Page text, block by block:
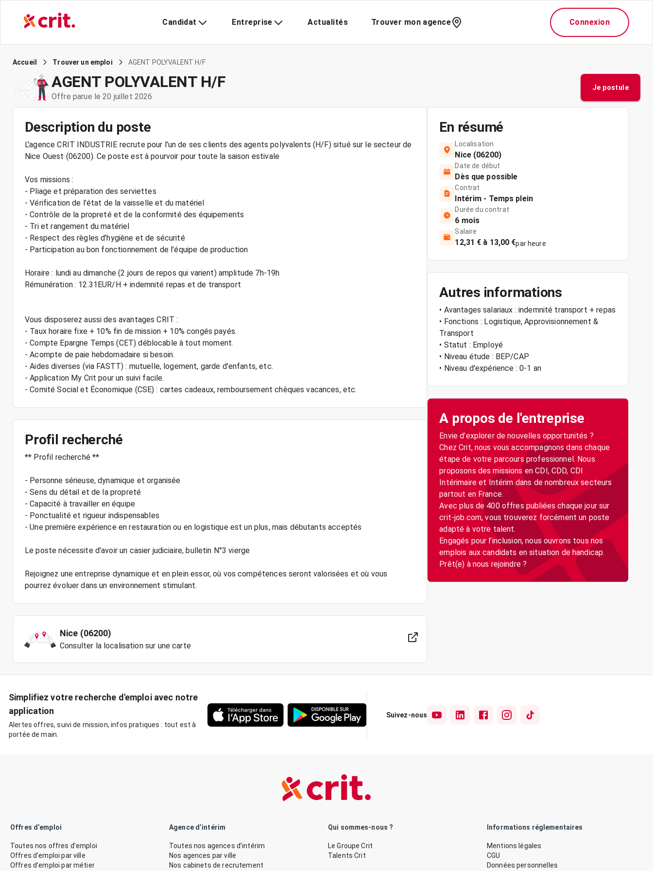
Candidat Entreprise Actualités Trouver mon agence Connexion
Accueil Trouver un emploi AGENT POLYVALENT H/F
AGENT POLYVALENT H/F
Offre parue le 20 juillet 2026
Je postule
Description du poste
L'agence CRIT INDUSTRIE recrute pour l'un de ses clients des agents polyvalents (H/F) situé sur le secteur de
Nice Ouest (06200). Ce poste est à pourvoir pour toute la saison estivale
Vos missions :
- Pliage et préparation des serviettes
- Vérification de l’état de la vaisselle et du matériel
- Contrôle de la propreté et de la conformité des équipements
- Tri et rangement du matériel
- Respect des règles d’hygiène et de sécurité
- Participation au bon fonctionnement de l’équipe de production
Horaire : lundi au dimanche (2 jours de repos qui varient) amplitude 7h-19h
Rémunération : 12.31EUR/H + indemnité repas et de transport
Vous disposerez aussi des avantages CRIT :
- Taux horaire fixe + 10% fin de mission + 10% congés payés.
- Compte Epargne Temps (CET) déblocable à tout moment.
- Acompte de paie hebdomadaire si besoin.
- Aides diverses (via FASTT) : mutuelle, logement, garde d'enfants, etc.
- Application My Crit pour un suivi facile.
Profil recherché
** Profil recherché **
- Personne sérieuse, dynamique et organisée
- Sens du détail et de la propreté
- Capacité à travailler en équipe
- Ponctualité et rigueur indispensables
- Une première expérience en restauration ou en logistique est un plus, mais débutants acceptés
Le poste nécessite d'avoir un casier judiciaire, bulletin N°3 vierge
Rejoignez une entreprise dynamique et en plein essor, où vos compétences seront valorisées et où vous
Nice (06200)
Consulter la localisation sur une carte
En résumé
Localisation
Nice (06200)
Date de début
Dès que possible
Contrat
Intérim - Temps plein
Durée du contrat
6 mois
Salaire
12,31 € à 13,00 €par heure
Autres informations
• Avantages salariaux : indemnité transport + repas
• Fonctions : Logistique, Approvisionnement &
Transport
• Statut : Employé
• Niveau étude : BEP/CAP
• Niveau d'expérience : 0-1 an
A propos de l'entreprise
Envie d’explorer de nouvelles opportunités ?
Chez Crit, nous vous accompagnons dans chaque
étape de votre parcours professionnel. Nous
proposons des missions en CDI, CDD, CDI
Intérimaire et Intérim dans de nombreux secteurs
partout en France.
Avec plus de 400 offres publiées chaque jour sur
crit-job.com, vous trouverez forcément un poste
adapté à votre talent.
Engagés pour l’inclusion, nous ouvrons tous nos
emplois aux candidats en situation de handicap.
Simplifiez votre recherche d'emploi avec notre
application
Alertes offres, suivi de mission, infos pratiques : tout est à
portée de main.
Suivez-nous
Offres d’emploi
Toutes nos offres d’emploi
Offres d’emploi par ville
Offres d’emploi par métier
Agence d’intérim
Toutes nos agences d’intérim
Nos agences par ville
Nos cabinets de recrutement
Qui sommes-nous ?
Le Groupe Crit
Talents Crit
Informations réglementaires
Mentions légales
CGU
Données personnelles